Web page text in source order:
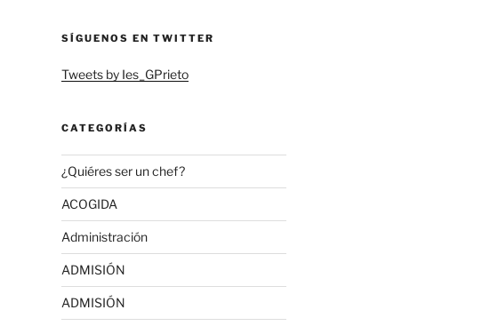
SÍGUENOS EN TWITTER
Tweets by Ies_GPrieto
CATEGORÍAS
¿Quiéres ser un chef?
ACOGIDA
Administración
ADMISIÓN
ADMISIÓN